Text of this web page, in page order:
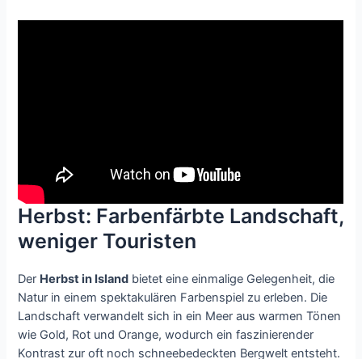
Herbst: Farbenfärbte Landschaft,
weniger Touristen
Der Herbst in Island bietet eine einmalige Gelegenheit, die
Natur in einem spektakulären Farbenspiel zu erleben. Die
Landschaft verwandelt sich in ein Meer aus warmen Tönen
wie Gold, Rot und Orange, wodurch ein faszinierender
Kontrast zur oft noch schneebedeckten Bergwelt entsteht.